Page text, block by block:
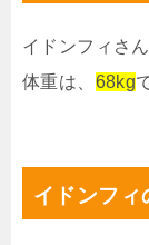
イドンフィさ
体重は、 68kg
イドンフィ